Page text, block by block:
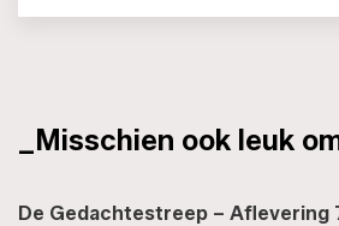
_Misschien ook leuk
De Gedachtestreep – Aflevering